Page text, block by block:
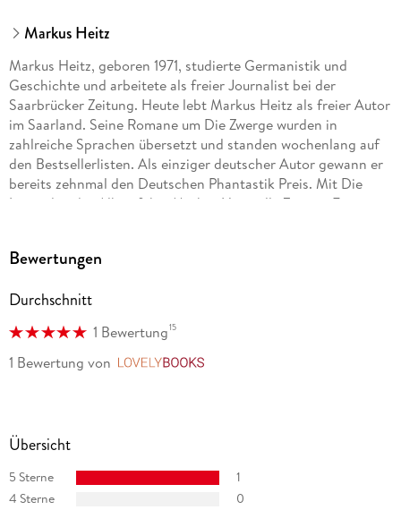
Markus Heitz
Markus Heitz, geboren 1971, studierte Germanistik und
Geschichte und arbeitete als freier Journalist bei der
Saarbrücker Zeitung. Heute lebt Markus Heitz als freier Autor
im Saarland. Seine Romane um Die Zwerge wurden in
zahlreiche Sprachen übersetzt und standen wochenlang auf
den Bestsellerlisten. Als einziger deutscher Autor gewann er
bereits zehnmal den Deutschen Phantastik Preis. Mit Die
Legenden der Albae führt Markus Heitz alle Zwerge-Fans in
Freundschaft. In den letzten Jahren widmete er sich vor allem
unterschiedlichsten Charakteren mit der Virtuosität seiner
Stimme lebhaften Ausdruck. Bei Hörbuch Hamburg ist er die
Stammbesetzung der Zwerge-Reihe von Markus Heitz und der
Henkerstocher-Serie von Oliver Pötzsch.
Bewertungen
Durchschnitt
1 Bewertung15
1 Bewertung von
Übersicht
5 Sterne
1
4 Sterne
0